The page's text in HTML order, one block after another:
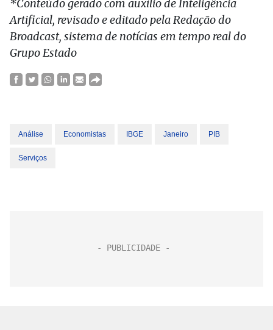
*Conteúdo gerado com auxílio de Inteligência
Artificial, revisado e editado pela Redação do
Broadcast, sistema de notícias em tempo real do
Grupo Estado
Análise Economistas IBGE Janeiro PIB
Serviços